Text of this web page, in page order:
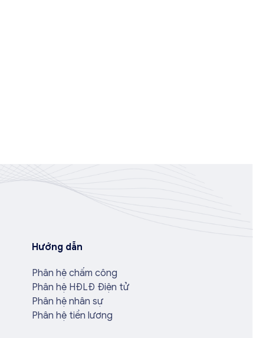
Hướng dẫn
Phân hệ chấm công
Phân hệ HĐLĐ Điện tử
Phân hệ nhân sự
Phân hệ tiền lương